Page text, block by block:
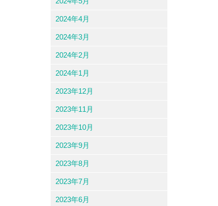
2024年4月
2024年3月
2024年2月
2024年1月
2023年12月
2023年11月
2023年10月
2023年9月
2023年8月
2023年7月
2023年6月